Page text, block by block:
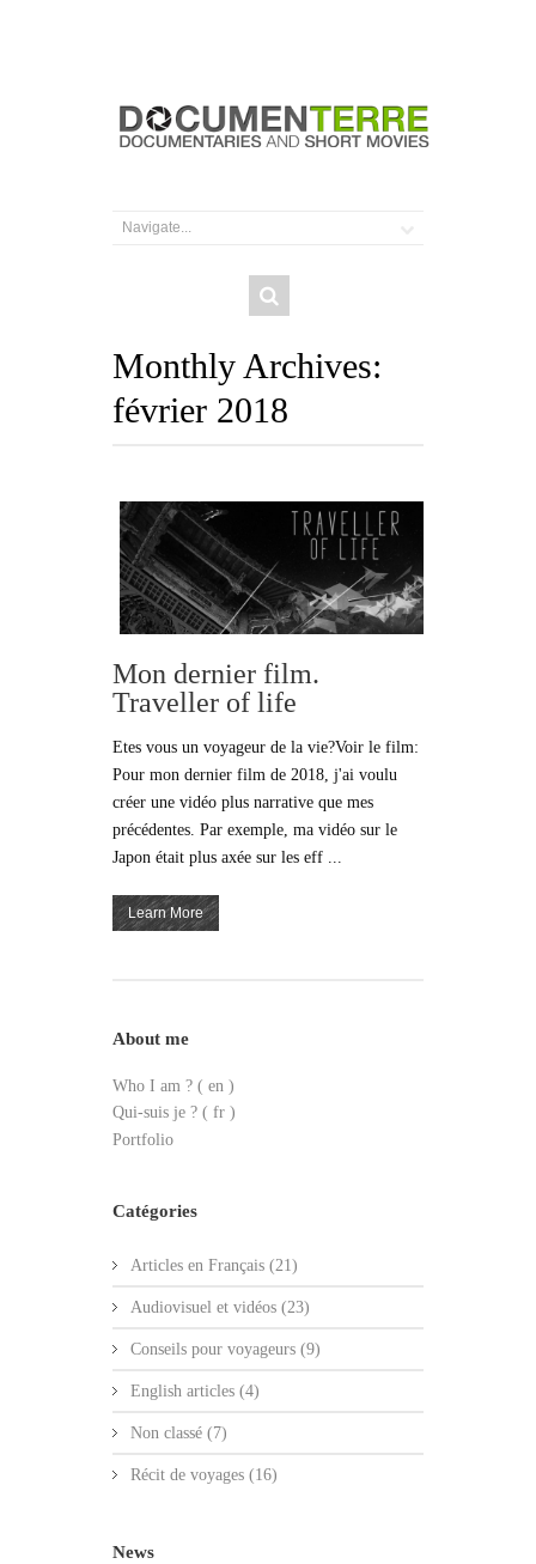
Monthly Archives:
février 2018
Mon dernier film.
Traveller of life
Etes vous un voyageur de la vie?Voir le film:
Pour mon dernier film de 2018, j'ai voulu
créer une vidéo plus narrative que mes
précédentes. Par exemple, ma vidéo sur le
Japon était plus axée sur les eff ...
Learn More
About me
Who I am ? ( en )
Qui-suis je ? ( fr )
Portfolio
Catégories
Articles en Français (21)
Audiovisuel et vidéos (23)
Conseils pour voyageurs (9)
English articles (4)
Non classé (7)
Récit de voyages (16)
News